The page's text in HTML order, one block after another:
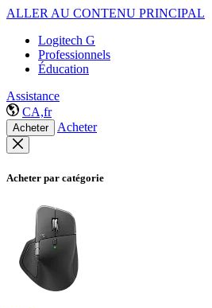
ALLER AU CONTENU PRINCIPAL
Logitech G
Professionnels
Éducation
Assistance
CA,fr
Acheter Acheter
Acheter par catégorie